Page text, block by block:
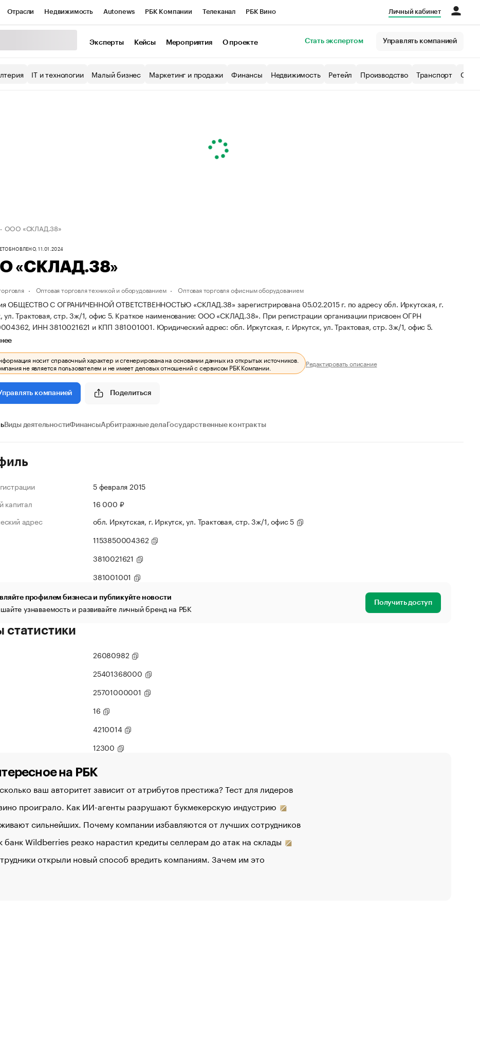
Отрасли Недвижимость Autonews РБК Компании Телеканал РБК Вино
Экономика Бизнес
Личный кабинет
Эксперты Кейсы Мероприятия О проекте Стать экспертом Управлять компанией
IT и технологии Малый бизнес Маркетинг и продажи Финансы Недвижимость Ретейл Производство Транспорт
ООО «СКЛАД.38»
ОБНОВЛЕНО, 11.01.2024
«СКЛАД.38»
Оптовая торговля техникой и оборудованием Оптовая торговля офисным оборудованием
ОБЩЕСТВО С ОГРАНИЧЕННОЙ ОТВЕТСТВЕННОСТЬЮ «СКЛАД.38» зарегистрирована 05.02.2015 г. по адресу обл. Иркутская, г.
ул. Трактовая, стр. 3ж/1, офис 5. Краткое наименование: ООО «СКЛАД.38». При регистрации организации присвоен ОГРН
ИНН 3810021621 и КПП 381001001. Юридический адрес: обл. Иркутская, г. Иркутск, ул. Трактовая, стр. 3ж/1, офис 5.
носит справочный характер и сгенерирована на основании данных из открытых источников.
не является пользователем и не имеет деловых отношений с сервисом РБК Компании. Редактировать описание
компанией Поделиться
Виды деятельностиФинансыАрбитражные дела Государственные контракты
5 февраля 2015
капитал
16 000 ₽
адрес
обл. Иркутская, г. Иркутск, ул. Трактовая, стр. 3ж/1, офис 5
1153850004362
3810021621
381001001
профилем бизнеса и публикуйте новости
узнаваемость и развивайте личный бренд на РБК Получить доступ
статистики
26080982
25401368000
25701000001
16
4210014
12300
на РБК
ваш авторитет зависит от атрибутов престижа? Тест для лидеров
проиграло. Как ИИ-агенты разрушают букмекерскую индустрию
сильнейших. Почему компании избавляются от лучших сотрудников
банк Wildberries резко нарастил кредиты селлерам до атак на склады
открыли новый способ вредить компаниям. Зачем им это